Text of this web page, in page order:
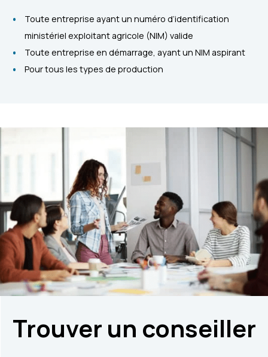
Toute entreprise ayant un numéro d’identification
ministériel exploitant agricole (NIM) valide
Toute entreprise en démarrage, ayant un NIM aspirant
Pour tous les types de production
Trouver un conseiller